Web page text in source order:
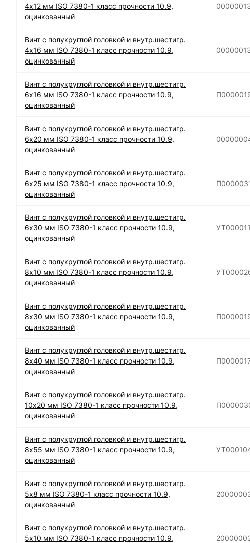
4х12 мм ISO 7380-1 класс прочности 10.9,
оцинкованный
Винт с полукруглой головкой и внутр.шестигр.
4х16 мм ISO 7380-1 класс прочности 10.9,
оцинкованный
Винт с полукруглой головкой и внутр.шестигр.
6х16 мм ISO 7380-1 класс прочности 10.9,
оцинкованный
Винт с полукруглой головкой и внутр.шестигр.
6х20 мм ISO 7380-1 класс прочности 10.9,
оцинкованный
Винт с полукруглой головкой и внутр.шестигр.
6х25 мм ISO 7380-1 класс прочности 10.9,
оцинкованный
Винт с полукруглой головкой и внутр.шестигр.
6х30 мм ISO 7380-1 класс прочности 10.9,
оцинкованный
Винт с полукруглой головкой и внутр.шестигр.
8х10 мм ISO 7380-1 класс прочности 10.9,
оцинкованный
Винт с полукруглой головкой и внутр.шестигр.
8х30 мм ISO 7380-1 класс прочности 10.9,
оцинкованный
Винт с полукруглой головкой и внутр.шестигр.
8х40 мм ISO 7380-1 класс прочности 10.9,
оцинкованный
Винт с полукруглой головкой и внутр.шестигр.
10х20 мм ISO 7380-1 класс прочности 10.9,
оцинкованный
Винт с полукруглой головкой и внутр.шестигр.
8х55 мм ISO 7380-1 класс прочности 10.9,
оцинкованный
Винт с полукруглой головкой и внутр.шестигр.
5х8 мм ISO 7380-1 класс прочности 10.9,
оцинкованный
Винт с полукруглой головкой и внутр.шестигр.
5х10 мм ISO 7380-1 класс прочности 10.9,